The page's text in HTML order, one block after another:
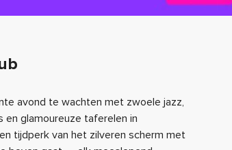
avond te wachten met zwoele jazz,
glamoureuze taferelen in
tijdperk van het zilveren scherm met